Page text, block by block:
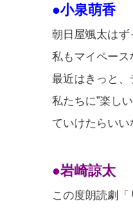
●小泉萌香
朝日屋颯太は
私もマイペース
最近はきっと
私たちに”楽し
ていけたらいい
●岩崎諒太
この度朗読劇